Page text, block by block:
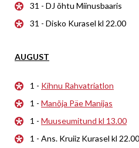
31 - DJ õhtu Miinusbaaris
31 - Disko Kurasel kl 22.00
AUGUST
1 - Kihnu Rahvatriatlon
1 - Manõja Päe Manijas
1 - Muuseumitund kl 13.00
1 - Ans. Kruiiz Kurasel kl 22.00